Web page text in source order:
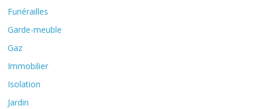
Funérailles
Garde-meuble
Gaz
Immobilier
Isolation
Jardin